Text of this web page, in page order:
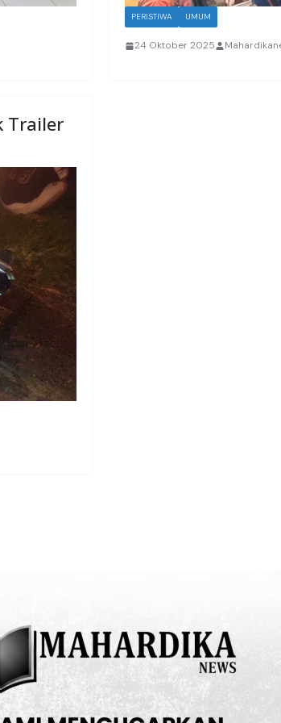
PERISTIWA UMUM
24 Oktober 2025
Trailer